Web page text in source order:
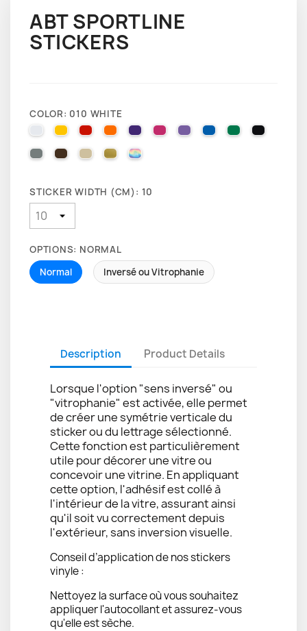
ABT SPORTLINE
STICKERS
COLOR: 010 WHITE
010 WHITE025 BRIMSTONE YELLOW
031 RED035 PASTEL ORANGE
040 VIOLET
041 PINK043 LAVENDER
051 GENTIAN BLUE
061 GREEN
070
071 GREY080 BROWN
082 BEIGE
091 GOLD000 HOLOGRAPHIQUE
STICKER WIDTH (CM): 10
OPTIONS: NORMAL
Normal
Inversé ou Vitrophanie
Description Product Details
Lorsque l'option "sens inversé" ou
"vitrophanie" est activée, elle permet
de créer une symétrie verticale du
sticker ou du lettrage sélectionné.
Cette fonction est particulièrement
utile pour décorer une vitre ou
concevoir une vitrine. En appliquant
cette option, l'adhésif est collé à
l'intérieur de la vitre, assurant ainsi
qu'il soit vu correctement depuis
l'extérieur, sans inversion visuelle.
Conseil d’application de nos stickers
vinyle :
Nettoyez la surface où vous souhaitez
appliquer l'autocollant et assurez-vous
qu'elle est sèche.